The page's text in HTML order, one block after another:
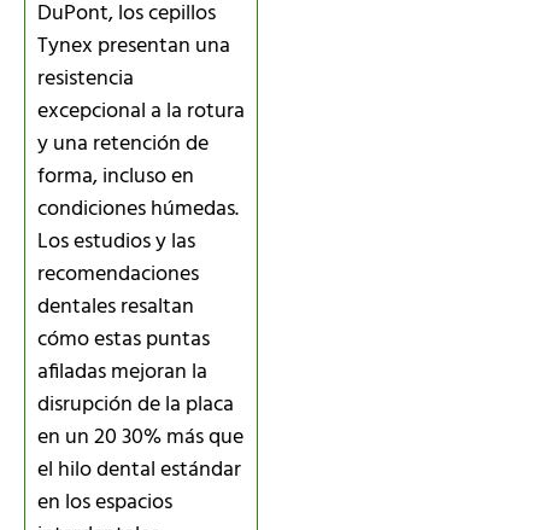
DuPont, los cepillos
Tynex presentan una
resistencia
excepcional a la rotura
y una retención de
forma, incluso en
condiciones húmedas.
Los estudios y las
recomendaciones
dentales resaltan
cómo estas puntas
afiladas mejoran la
disrupción de la placa
en un 20 30% más que
el hilo dental estándar
en los espacios